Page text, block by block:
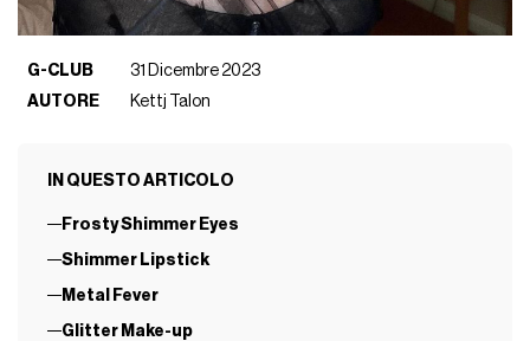
G-CLUB
31 Dicembre 2023
AUTORE
Kettj Talon
IN QUESTO ARTICOLO
Frosty Shimmer Eyes
Shimmer Lipstick
Metal Fever
Glitter Make-up